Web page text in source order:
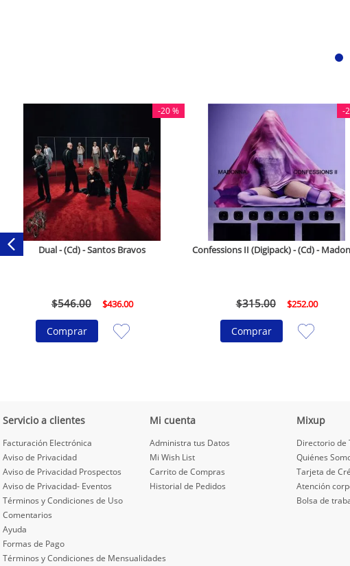
-20 %
Dual - (Cd) - Santos Bravos
$546.00 $436.00
Comprar
-
Confessions II (Digipack) - (Cd) -
$315.00 $252.00
Comprar
Servicio a clientes
Facturación Electrónica
Aviso de Privacidad
Aviso de Privacidad Prospectos
Aviso de Privacidad- Eventos
Términos y Condiciones de Uso
Comentarios
Ayuda
Formas de Pago
Términos y Condiciones de Mensualidades
Mi cuenta
Administra tus Datos
Mi Wish List
Carrito de Compras
Historial de Pedidos
Mixup
Directorio de
Quiénes
Tarjeta de
Atención
Bolsa de